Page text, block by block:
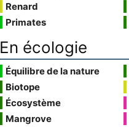
Renard
Primates
En écologie
Équilibre de la nature
Biotope
Écosystème
Mangrove